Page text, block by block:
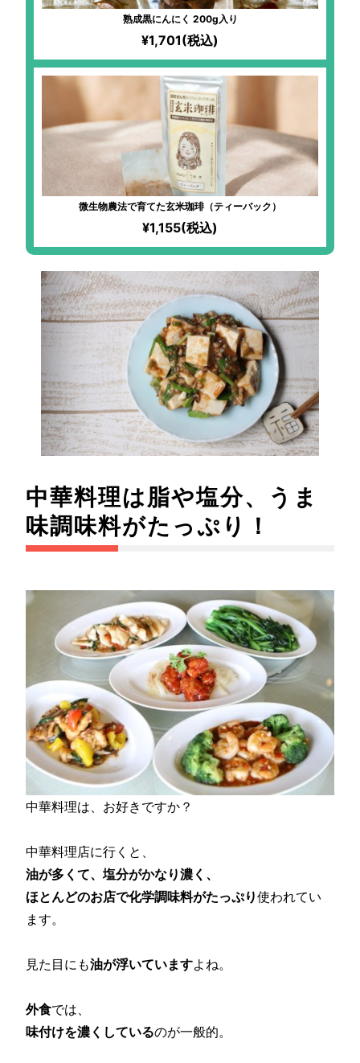
熟成黒にんにく 200g入り
¥1,701(税込)
微生物農法で育てた玄米珈琲（ティーバック）
¥1,155(税込)
中華料理は脂や塩分、うま
味調味料がたっぷり！
中華料理は、お好きですか？
中華料理店に行くと、
油が多くて、塩分がかなり濃く、
ほとんどのお店で化学調味料がたっぷり使われてい
ます。
見た目にも油が浮いていますよね。
外食では、
味付けを濃くしているのが一般的。